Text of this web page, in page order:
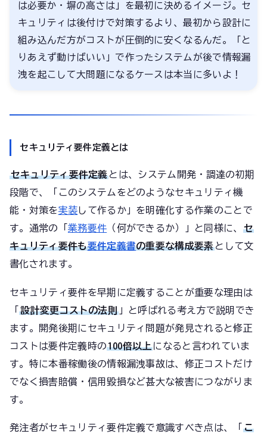
は必要か・塀の高さは」を最初に決めるイメージ。セ
キュリティは後付けで対策するより、最初から設計に
組み込んだ方がコストが圧倒的に安くなるんだ。「と
りあえず動けばいい」で作ったシステムが後で情報漏
洩を起こして大問題になるケースは本当に多いよ！
セキュリティ要件定義とは
セキュリティ要件定義 とは、システム開発・調達の初期
段階で、「このシステムをどのようなセキュリティ機
能・対策を実装 して作るか」を明確化する作業のことで
す。通常の「 業務要件 （何ができるか）」と同様に、 セ
キュリティ要件も要件定義書の重要な構成要素 として文
書化されます。
セキュリティ要件を早期に定義することが重要な理由は
「設計変更コストの法則」と呼ばれる考え方で説明でき
ます。開発後期にセキュリティ問題が発見されると修正
コストは要件定義時の100倍以上 になると言われていま
す。特に本番稼働後の情報漏洩事故は、修正コストだけ
でなく損害賠償・信用毀損など甚大な被害につながりま
す。
発注者がセキュリティ要件定義で意識すべき点は、「 こ